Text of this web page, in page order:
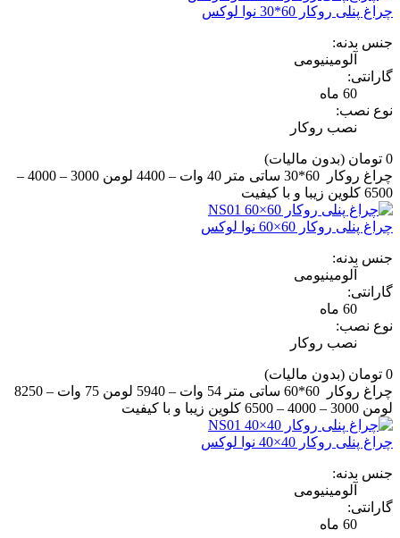
چراغ پنلی روکار 60*30 نوا لوکس
جنس بدنه:
آلومینیومی
گارانتی:
60 ماه
نوع نصب:
نصب روکار
0 تومان
(بدون مالیات)
چراغ روکار 60*30 ساتی متر 40 وات – 4400 لومن 3000 – 4000 –
6500 کلوین زیبا و با کیفیت
چراغ پنلی روکار 60×60 نوا لوکس
جنس بدنه:
آلومینیومی
گارانتی:
60 ماه
نوع نصب:
نصب روکار
0 تومان
(بدون مالیات)
چراغ روکار 60*60 ساتی متر 54 وات – 5940 لومن 75 وات – 8250
لومن 3000 – 4000 – 6500 کلوین زیبا و با کیفیت
چراغ پنلی روکار 40×40 نوا لوکس
جنس بدنه:
آلومینیومی
گارانتی:
60 ماه